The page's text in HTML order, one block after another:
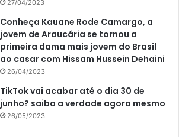
27/04/2023
Conheça Kauane Rode Camargo, a
jovem de Araucária se tornou a
primeira dama mais jovem do Brasil
ao casar com Hissam Hussein Dehaini
26/04/2023
TikTok vai acabar até o dia 30 de
junho? saiba a verdade agora mesmo
26/05/2023